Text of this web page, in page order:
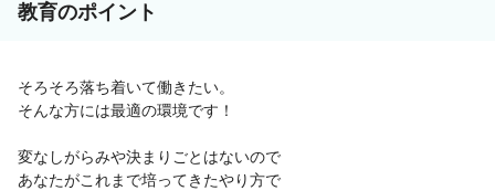
教育のポイント
そろそろ落ち着いて働きたい。
そんな方には最適の環境です！
変なしがらみや決まりごとはないので
あなたがこれまで培ってきたやり方で